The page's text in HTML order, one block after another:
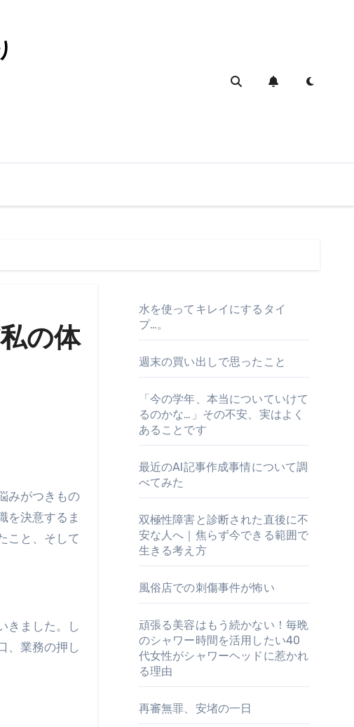
の体
を決意するま
こと、そして
きました。し
、業務の押し
水を使ってキレイにするタイ
プ…。
週末の買い出しで思ったこと
「今の学年、本当についていけて
るのかな…」その不安、実はよく
あることです
最近のAI記事作成事情について調
べてみた
双極性障害と診断された直後に不
安な人へ｜焦らず今できる範囲で
生きる考え方
風俗店での刺傷事件が怖い
頑張る美容はもう続かない！毎晩
のシャワー時間を活用したい40
代女性がシャワーヘッドに惹かれ
る理由
再審無罪、安堵の一日